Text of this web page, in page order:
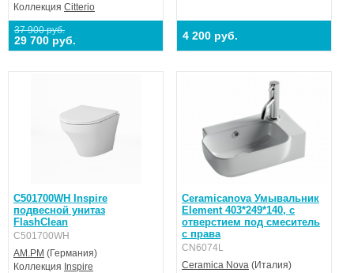
Коллекция Citterio
37 900 руб.
29 700 руб. 4 200 руб.
C501700WH Inspire
подвесной унитаз
FlashClean
C501700WH
AM.PM (Германия)
Коллекция Inspire
Ceramicanova Умывальник
Element 403*249*140, с
отверстием под смеситель
с права
CN6074L
Ceramica Nova (Италия)